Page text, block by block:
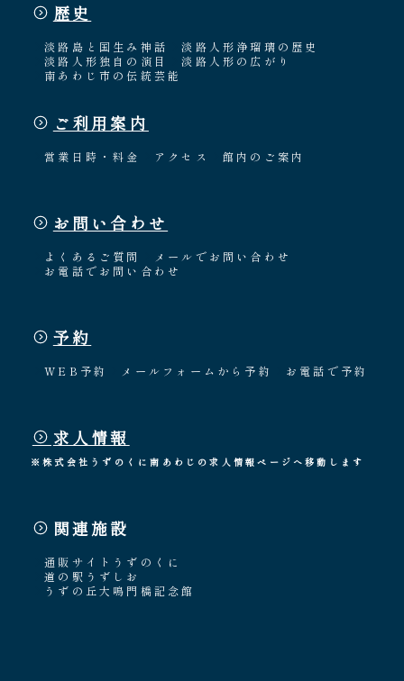
歴史
淡路島と国生み神話
淡路人形浄瑠璃の歴史
淡路人形独自の演目
淡路人形の広がり
南あわじ市の伝統芸能
ご利用案内
営業日時・料金 アクセス 館内のご案内
お問い合わせ
よくあるご質問
メールでお問い合わせ
お電話でお問い合わせ
予約
WEB予約 メールフォームから予約 お電話で予約
求人情報
※株式会社うずのくに南あわじの求人情報ページへ移動します
関連施設
通販サイトうずのくに
道の駅うずしお
うずの丘大鳴門橋記念館